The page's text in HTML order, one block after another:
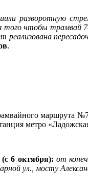
разворотную
чтобы трамвай
реализована
.
маршрута
метро
6 октября): от
ул., мосту